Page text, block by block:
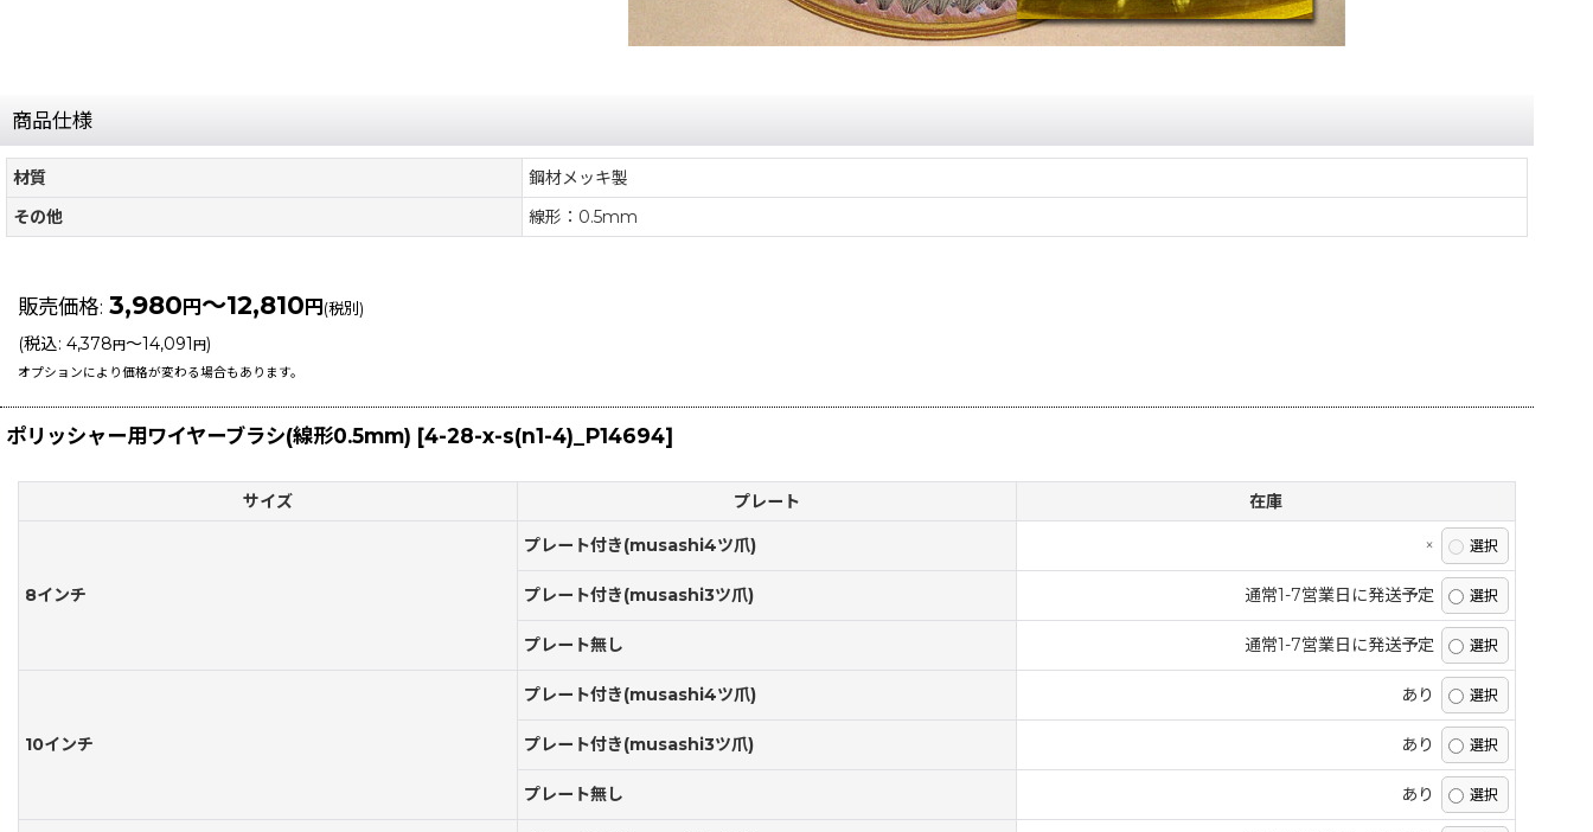
商品仕様
材質
鋼材メッキ製
その他
線形：0.5mm
販売価格: 3,980 円 ～12,810 円 (税別)
(税込: 4,378 円～14,091 円)
オプションにより価格が変わる場合もあります。
ポリッシャー用ワイヤーブラシ(線形0.5mm) [4-28-x-s(n1-4)_P14694]
サイズ プレート 在庫
8インチ
プレート付き(musashi4ツ爪) ×
プレート付き(musashi3ツ爪) 通常1-7営業日に発送予定
プレート無し 通常1-7営業日に発送予定
10インチ
プレート付き(musashi4ツ爪) あり
プレート付き(musashi3ツ爪) あり
プレート無し あり